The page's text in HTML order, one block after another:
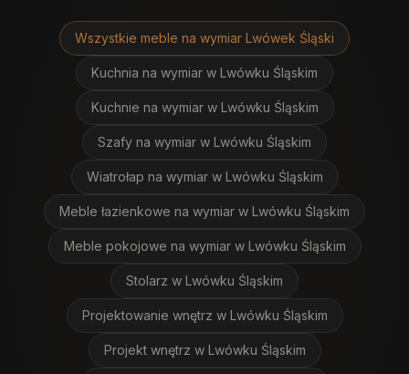
Wszystkie meble na wymiar Lwówek Śląski
Kuchnia na wymiar w Lwówku Śląskim
Kuchnie na wymiar w Lwówku Śląskim
Szafy na wymiar w Lwówku Śląskim
Wiatrołap na wymiar w Lwówku Śląskim
Meble łazienkowe na wymiar w Lwówku Śląskim
Meble pokojowe na wymiar w Lwówku Śląskim
Stolarz w Lwówku Śląskim
Projektowanie wnętrz w Lwówku Śląskim
Projekt wnętrz w Lwówku Śląskim